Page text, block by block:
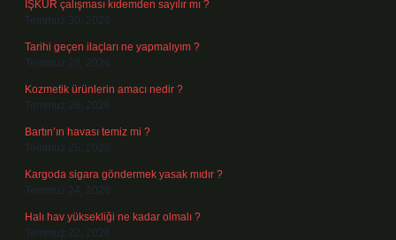
İŞKUR çalışması kıdemden sayılır mı ?
Temmuz 30, 2026
Tarihi geçen ilaçları ne yapmalıyım ?
Temmuz 28, 2026
Kozmetik ürünlerin amacı nedir ?
Temmuz 26, 2026
Bartın’ın havası temiz mi ?
Temmuz 25, 2026
Kargoda sigara göndermek yasak mıdır ?
Temmuz 24, 2026
Halı hav yüksekliği ne kadar olmalı ?
Temmuz 22, 2026